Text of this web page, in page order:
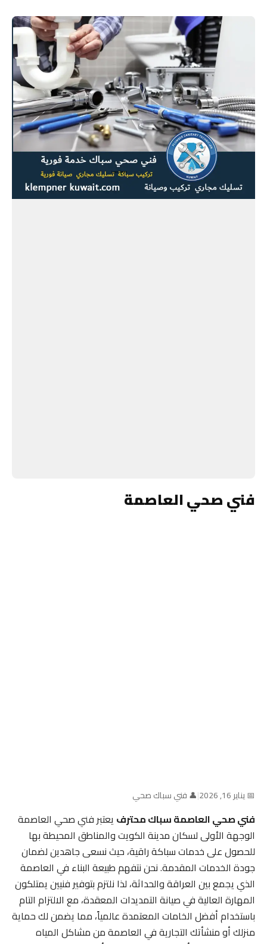
فني صحي العاصمة
📅 يناير 16, 2026 |👤 فني سباك صحي
فني صحي العاصمة سباك محترفيعتبر فني صحي العاصمة
الوجهة الأولى لسكان مدينة الكويت والمناطق المحيطة بها
للحصول على خدمات سباكة راقية، حيث نسعى جاهدين لضمان
جودة الخدمات المقدمة. نحن نتفهم طبيعة البناء في العاصمة
الذي يجمع بين العراقة والحداثة، لذا نلتزم بتوفير فنيين يمتلكون
المهارة العالية في صيانة التمديدات المعقدة، مع الالتزام التام
باستخدام أفضل الخامات المعتمدة عالمياً، مما يضمن لك حماية
منزلك أو منشأتك التجارية في العاصمة من مشاكل المياه